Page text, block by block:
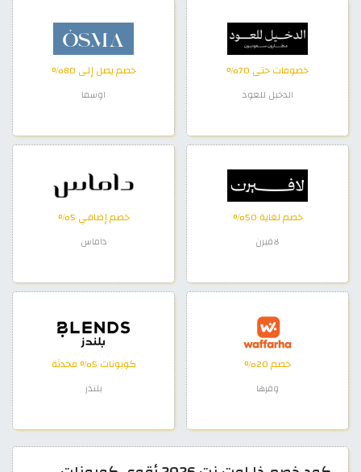
خصومات حتى 70%
الدخيل للعود
خصم يصل إلى 80%
اوسما
خصم لغاية 50%
لافيرن
خصم إضافي 5%
داماس
خصم 20%
وفرها
كوبونات 5% محدثة
بلندز